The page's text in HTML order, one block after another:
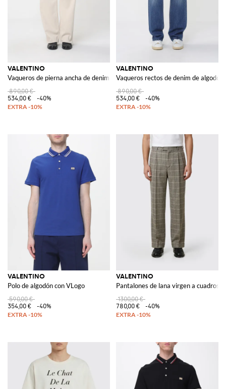
VALENTINO
Vaqueros de pierna ancha de denim de algodón
890,00 €
534,00 €
-40%
VALENTINO
Vaqueros rectos de denim de algodón
890,00 €
534,00 €
-40%
VALENTINO
Polo de algodón con VLogo
590,00 €
354,00 €
-40%
VALENTINO
Pantalones de lana virgen a cuadros
1300,00 €
780,00 €
-40%